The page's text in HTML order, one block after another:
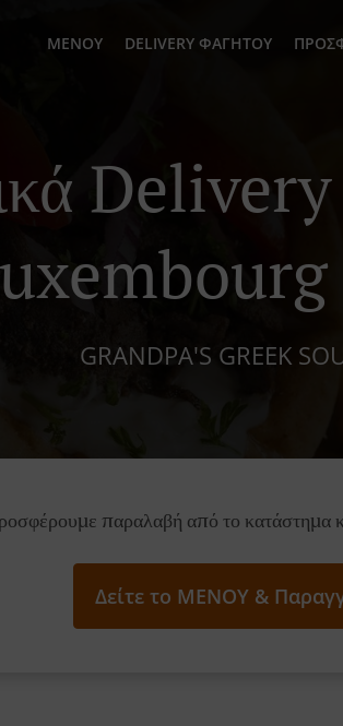
ΜΕΝΟΎ DELIVERY ΦΑΓΗΤΟΎ
GRANDPA'S GREEK
παραλαβή από το κατάστημα
Δείτε το ΜΕΝΟΥ &